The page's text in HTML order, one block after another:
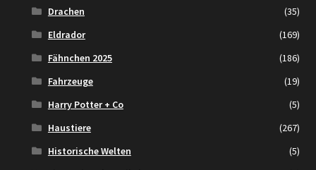
Drachen
(35)
Eldrador
(169)
Fähnchen 2025
(186)
Fahrzeuge
(19)
Harry Potter + Co
(5)
Haustiere
(267)
Historische Welten
(5)